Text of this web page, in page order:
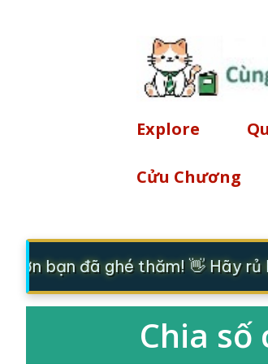
Explore
Cửu Chương
ơn bạn đã ghé thăm! 👋 Hãy rủ
Chia số